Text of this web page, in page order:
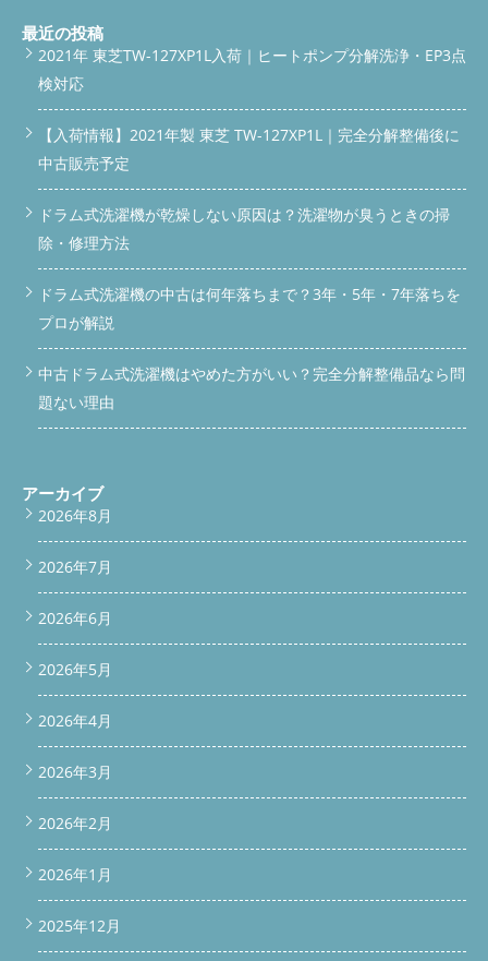
足されて、こちらも分解清掃作業して良かったと思いました。
★今回の料金は分解清掃費27.000円 作業時間3Hで無事終了致し
ました。 日立ドラム式洗濯機をご使用のお客様で、乾燥不良、
臭いで困っていましたら、是非便利屋BUZZに作業にお任せ下さ
い。お客様のお困り事を解決させますのでお気軽に問い合わせ下
さい。 ◇◆◇◆◇◆◇◆◇◆◇◆◇◆◇◆◇◆◇◆◇ #ドラム式
洗濯機分解職人 便利屋BUZZ #ドラム式洗濯機分解クリーニング/
修理専門店 #便利屋BUZZ 公式LINEよりお問い合わせ
◇◆◇◆◇◆◇◆◇◆◇◆◇◆◇◆◇◆◇◆◇ ホームページは
こちら ◇◆◇◆◇◆◇◆◇◆◇◆◇◆◇◆◇◆◇◆◇ #便利屋
BUZZ #ドラム式洗濯機分解清掃 #ドラム式洗濯機完全分解洗浄 #
ドラム式洗濯機修理 #埼玉県ドラム式洗濯機分解クリーニング #
東京都ドラム式洗濯機分解クリーニング #神奈川県ドラム式洗濯
機分解クリーニング #群馬県ドラム式洗濯機分解クリーニング #
関東全域ドラム式洗濯機分解清掃対応可能 #さいたま市#川越市#
所沢市#熊谷市#川口市#越谷市#春日部市#上尾市#ふじみ野市#
南区#さいたま市西区#さいたま市北区#さいたま市大宮区#さい
たま市桜区#さいたま市浦和区#日高市#深谷市#熊谷市#行田市#
最近の投稿
2021年 東芝TW-127XP1L入荷｜ヒートポンプ分解洗浄・EP3点
検対応
【入荷情報】2021年製 東芝 TW-127XP1L｜完全分解整備後に
中古販売予定
ドラム式洗濯機が乾燥しない原因は？洗濯物が臭うときの掃
除・修理方法
ドラム式洗濯機の中古は何年落ちまで？3年・5年・7年落ちを
プロが解説
中古ドラム式洗濯機はやめた方がいい？完全分解整備品なら問
題ない理由
アーカイブ
2026年8月
2026年7月
2026年6月
2026年5月
2026年4月
2026年3月
2026年2月
2026年1月
2025年12月